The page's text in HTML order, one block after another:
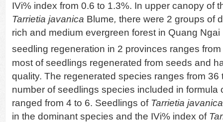
IVi% index from 0.6 to 1.3%. In upper canopy of
Tarrietia javanica Blume, there were 2 groups of
rich and medium evergreen forest in Quang
seedling regeneration in 2 provinces ranges
most of seedlings regenerated from seeds and
quality. The regenerated species ranges from
number of seedlings species included in formula
ranged from 4 to 6. Seedlings of Tarrietia
in the dominant species and the IVi% index of